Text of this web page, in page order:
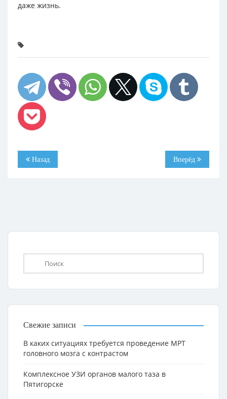
даже жизнь.
Назад Вперёд
Свежие записи
В каких ситуациях требуется проведение МРТ
головного мозга с контрастом
Комплексное УЗИ органов малого таза в
Пятигорске